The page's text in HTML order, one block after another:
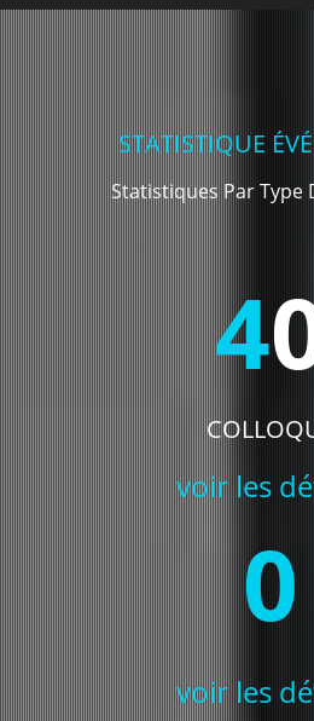
STATISTIQUE
Statistiques Par Type
voir les
0
voir les